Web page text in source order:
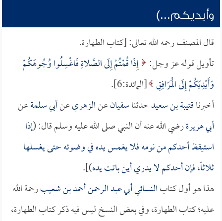
وأيديكم...)
قال المصنف رحمه الله تعالى: [كتاب الطهارة.
تأويل قوله عز وجل: إِذَا قُمْتُمْ إِلَى الصَّلاةِ فَاغْسِلُوا وُجُوهَكُمْ
وَأَيْدِيَكُمْ إِلَى الْمَرَافِقِ [المائدة:6].
أخبرناقتيبة بن سعيدحدثناسفيانعنالزهريعنأبي سلمةعن
أبي هريرةرضي الله عنه أن النبي صلى الله عليه وسلم قال: (إذا
استيقظ أحدكم من نومه فلا يغمس يده في وضوئه حتى يغسلها
ثلاثاً، فإن أحدكم لا يدري أين باتت يده)].
هذا هو أول كتابالنسائي أبي عبد الرحمن أحمد بن شعيبرحمة الله
عليه؛ كتاب الطهارة، وفي بعض النسخ ليس فيه ذكر كتاب الطهارة،